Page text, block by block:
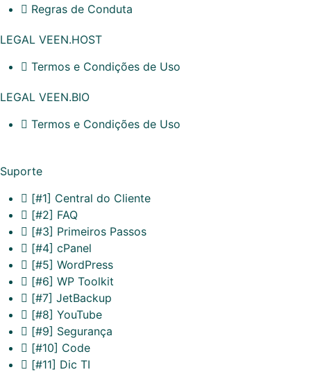
Regras de Conduta
LEGAL VEEN.HOST
Termos e Condições de Uso
LEGAL VEEN.BIO
Termos e Condições de Uso
Suporte
[#1] Central do Cliente
[#2] FAQ
[#3] Primeiros Passos
[#4] cPanel
[#5] WordPress
[#6] WP Toolkit
[#7] JetBackup
[#8] YouTube
[#9] Segurança
[#10] Code
[#11] Dic TI